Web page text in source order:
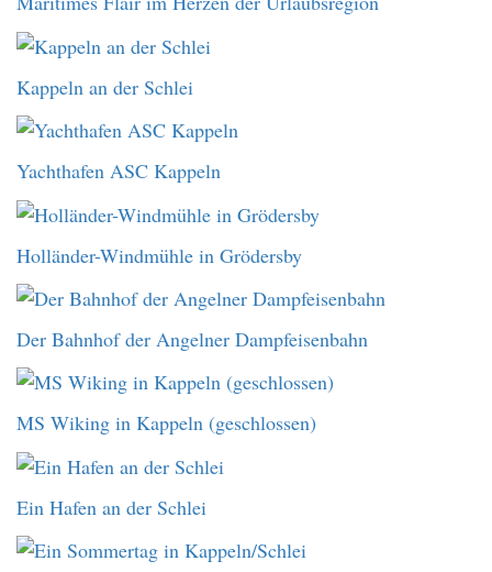
Kappeln an der Schlei
Yachthafen ASC Kappeln
Holländer-Windmühle in Grödersby
Der Bahnhof der Angelner Dampfeisenbahn
MS Wiking in Kappeln (geschlossen)
Ein Hafen an der Schlei